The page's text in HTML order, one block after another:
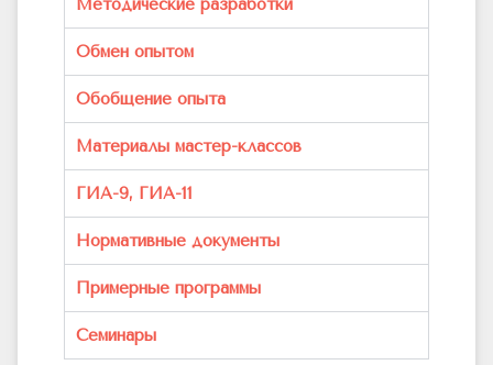
Методические разработки
Обмен опытом
Обобщение опыта
Материалы мастер-классов
ГИА-9, ГИА-11
Нормативные документы
Примерные программы
Семинары